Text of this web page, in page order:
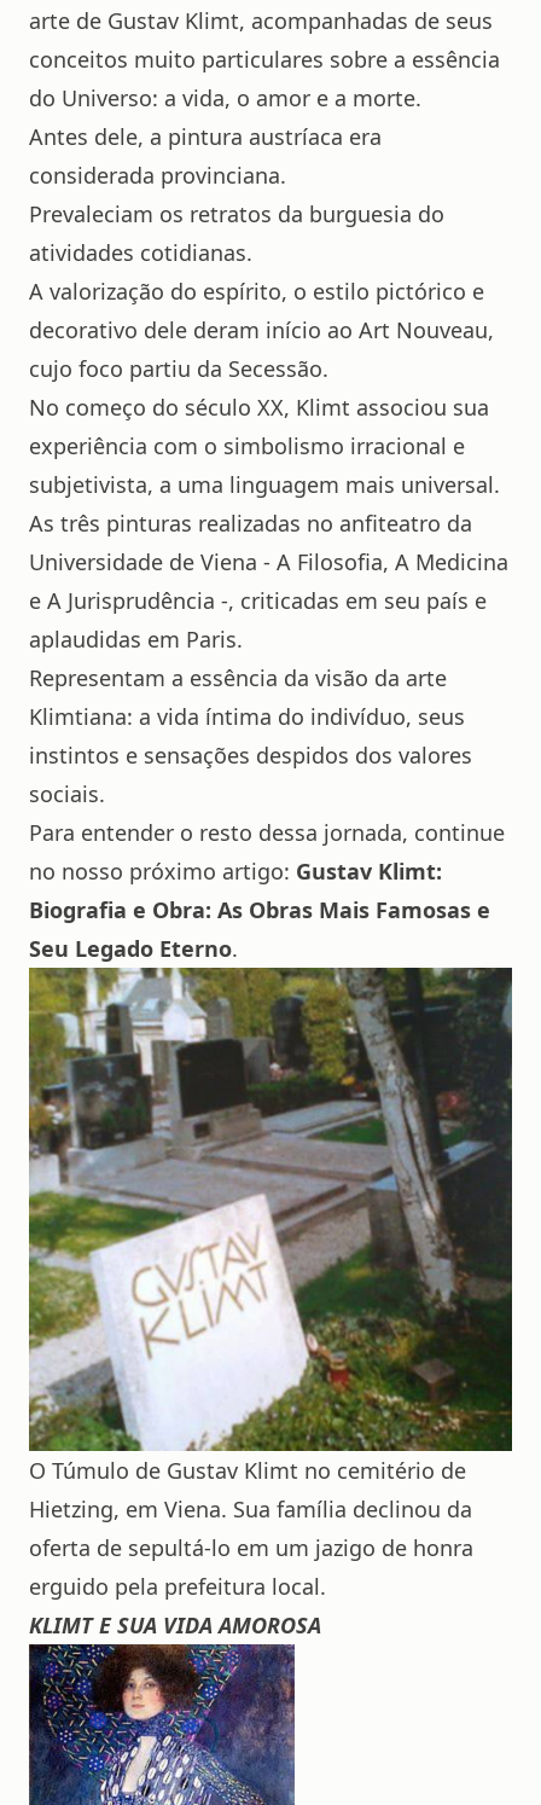
arte de Gustav Klimt, acompanhadas de seus
conceitos muito particulares sobre a essência
do Universo: a vida, o amor e a morte.
Antes dele, a pintura austríaca era
considerada provinciana.
Prevaleciam os retratos da burguesia do
atividades cotidianas.
A valorização do espírito, o estilo pictórico e
decorativo dele deram início ao Art Nouveau,
cujo foco partiu da Secessão.
No começo do século XX, Klimt associou sua
experiência com o simbolismo irracional e
subjetivista, a uma linguagem mais universal.
As três pinturas realizadas no anfiteatro da
Universidade de Viena - A Filosofia, A Medicina
e A Jurisprudência -, criticadas em seu país e
aplaudidas em Paris.
Representam a essência da visão da arte
Klimtiana: a vida íntima do indivíduo, seus
instintos e sensações despidos dos valores
sociais.
Para entender o resto dessa jornada, continue
no nosso próximo artigo: Gustav Klimt:
Biografia e Obra: As Obras Mais Famosas e
Seu Legado Eterno.
O Túmulo de Gustav Klimt no cemitério de
Hietzing, em Viena. Sua família declinou da
oferta de sepultá-lo em um jazigo de honra
erguido pela prefeitura local.
KLIMT E SUA VIDA AMOROSA